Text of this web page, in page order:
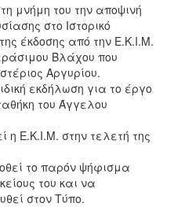
μνήμη του την αποψινή
στο Ιστορικό
έκδοσης από την Ε.Κ.Ι.Μ.
Βλάχου που
Αργυρίου.
εκδήλωση για το έργο
του Άγγελου
η Ε.Κ.Ι.Μ. στην τελετή της
το παρόν ψήφισμα
του και να
στον Τύπο.